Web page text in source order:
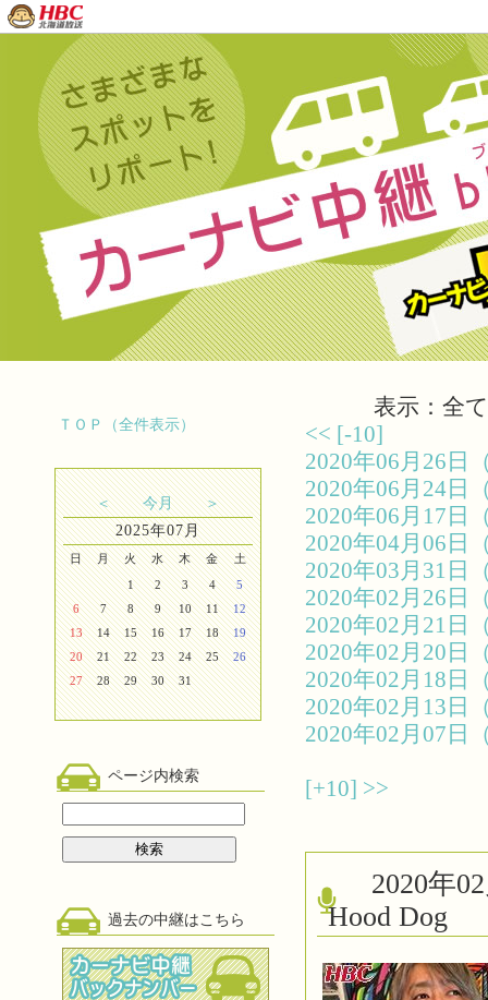
ＴＯＰ（全件表示）
＜ 今月
＞
2025年07月
日 月 火 水 木 金
土
1
2 3 4
5
6
7 8 9 10 11
12
13
14 15 16 17 18
19
20
21 22 23 24 25
26
27
28 29 30 31
ページ内検索
過去の中継はこちら
表示：全て
<< [-10]
2020年06月26
2020年06月24
2020年06月17
2020年04月06
2020年03月31
2020年02月26
2020年02月21
2020年02月20
2020年02月18
2020年02月13
2020年02月07
[+10] >>
2020年
Hood Dog